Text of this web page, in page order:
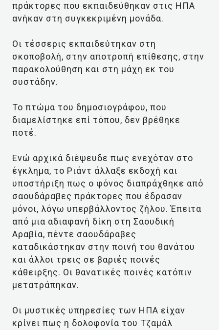
πράκτορες που εκπαιδεύθηκαν στις ΗΠΑ
ανήκαν στη συγκεκριμένη μονάδα.
Οι τέσσερις εκπαιδεύτηκαν στη
σκοποβολή, στην αποτροπή επίθεσης, στην
παρακολούθηση και στη μάχη εκ του
συστάδην.
Το πτώμα του δημοσιογράφου, που
διαμελίστηκε επί τόπου, δεν βρέθηκε
ποτέ.
Ενώ αρχικά διέψευδε πως ενεχόταν στο
έγκλημα, το Ριάντ άλλαξε εκδοχή και
υποστήριξη πως ο φόνος διαπράχθηκε από
σαουδάραβες πράκτορες που έδρασαν
μόνοι, λόγω υπερβάλλοντος ζήλου. Έπειτα
από μια αδιαφανή δίκη στη Σαουδική
Αραβία, πέντε σαουδάραβες
καταδικάστηκαν στην ποινή του θανάτου
και άλλοι τρεις σε βαριές ποινές
κάθειρξης. Οι θανατικές ποινές κατόπιν
μετατράπηκαν.
Οι μυστικές υπηρεσίες των ΗΠΑ είχαν
κρίνει πως η δολοφονία του Τζαμάλ